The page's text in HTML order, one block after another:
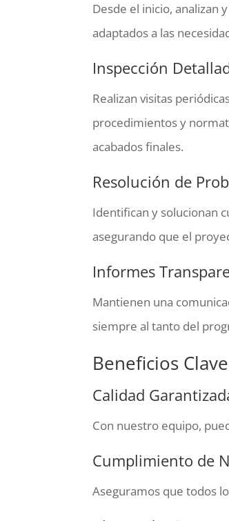
Desde el inicio, analizan
adaptados a las
Inspección
Realizan visitas
procedimientos y
acabados finales.
Resolución de
Identifican y solucionan
asegurando que el
Informes
Mantienen una
siempre al tanto del
Beneficios
Calidad
Con nuestro equipo,
Cumplimiento de
Aseguramos que todos